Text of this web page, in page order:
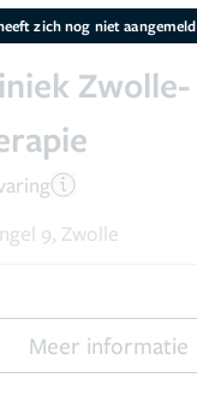
zich nog niet aangemeld
Zwolle-
9, Zwolle
Meer informatie